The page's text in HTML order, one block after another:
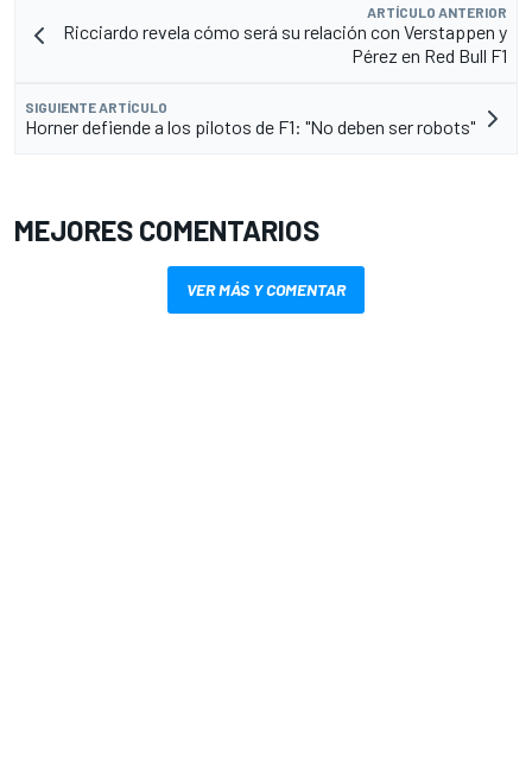
ARTÍCULO ANTERIOR
Ricciardo revela cómo será su relación con Verstappen y
Pérez en Red Bull F1
SIGUIENTE ARTÍCULO
Horner defiende a los pilotos de F1: "No deben ser robots"
MEJORES COMENTARIOS
VER MÁS Y COMENTAR